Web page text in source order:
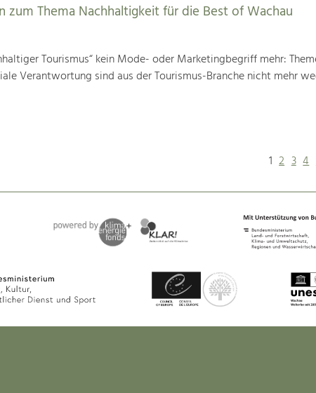
zum Thema Nachhaltigkeit für die Best of Wachau
Tourismus“ kein Mode- oder Marketingbegriff mehr:
Verantwortung sind aus der Tourismus-Branche nicht mehr
1 2 3 4